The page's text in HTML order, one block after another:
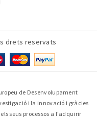
drets reservats
de Desenvolupament
i la innovació i gràcies
seus processos a l'adquirir